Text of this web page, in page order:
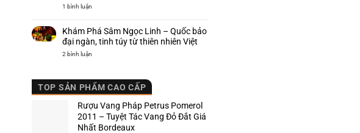
1 bình luận
Chateau
Cap
de
Mourlin
Cru
Classé
Vùng
Émilion
Khám Phá Sâm Ngọc Linh – Quốc bảo
đại ngàn, tinh túy từ thiên nhiên Việt
2 bình luận
Ngọc
Linh
–
bảo
đại
ngàn,
tinh
TOP SẢN PHẨM CAO CẤP
Rượu Vang Pháp Petrus Pomerol
2011 – Tuyệt Tác Vang Đỏ Đắt Giá
Nhất Bordeaux